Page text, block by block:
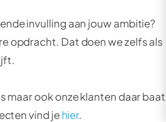
invulling aan jouw ambitie?
opdracht. Dat doen we zelfs als
maar ook onze klanten daar baat
vind jehier.